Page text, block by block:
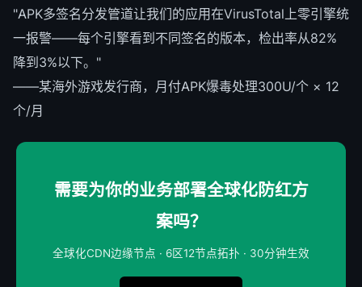
"APK多签名分发管道让我们的应用在VirusTotal上零引擎统
一报警——每个引擎看到不同签名的版本，检出率从82%
降到3%以下。"
——某海外游戏发行商，月付APK爆毒处理300U/个 × 12
个/月
需要为你的业务部署全球化防红方
案吗？
全球化CDN边缘节点 · 6区12节点拓扑 · 30分钟生效